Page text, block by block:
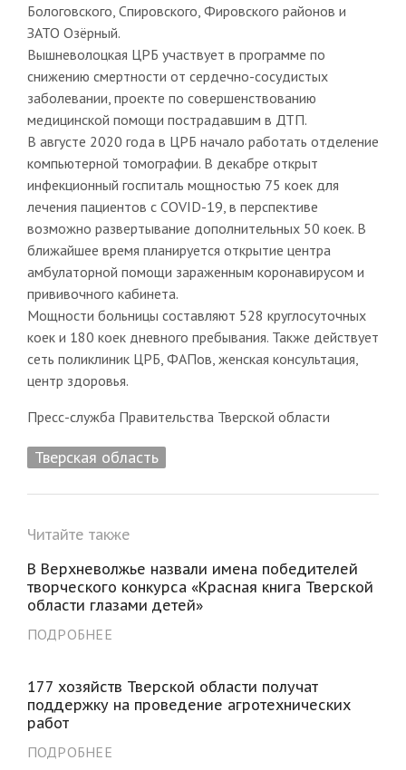
Бологовского, Спировского, Фировского районов и
ЗАТО Озёрный.
Вышневолоцкая ЦРБ участвует в программе по
снижению смертности от сердечно-сосудистых
заболевании, проекте по совершенствованию
медицинской помощи пострадавшим в ДТП.
В августе 2020 года в ЦРБ начало работать отделение
компьютерной томографии. В декабре открыт
инфекционный госпиталь мощностью 75 коек для
лечения пациентов с COVID-19, в перспективе
возможно развертывание дополнительных 50 коек. В
ближайшее время планируется открытие центра
амбулаторной помощи зараженным коронавирусом и
прививочного кабинета.
Мощности больницы составляют 528 круглосуточных
коек и 180 коек дневного пребывания. Также действует
сеть поликлиник ЦРБ, ФАПов, женская консультация,
центр здоровья.
Пресс-служба Правительства Тверской области
Тверская область
Читайте также
В Верхневолжье назвали имена победителей
творческого конкурса «Красная книга Тверской
области глазами детей»
ПОДРОБНЕЕ
177 хозяйств Тверской области получат
поддержку на проведение агротехнических
работ
ПОДРОБНЕЕ